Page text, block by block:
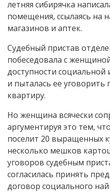
летняя сибирячка
помещения, ссылаясь на
магазинов и аптек.
Судебный пристав
побеседовала с
доступности
и пыталась ее уговорить
квартиру.
Но женщина всячески
аргументируя это тем,
поселит 20 выращенных
несколько мешков
уговоров судебным
согласилась принять
договор социального